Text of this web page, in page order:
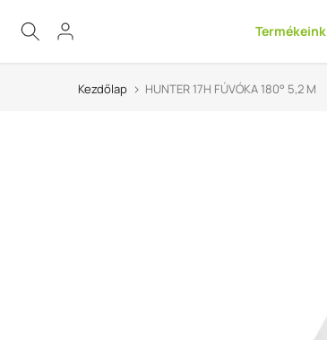
Ugrás
tartalomra
Termékeink
Kezdőlap HUNTER 17H FÚVÓKA 180° 5,2 M